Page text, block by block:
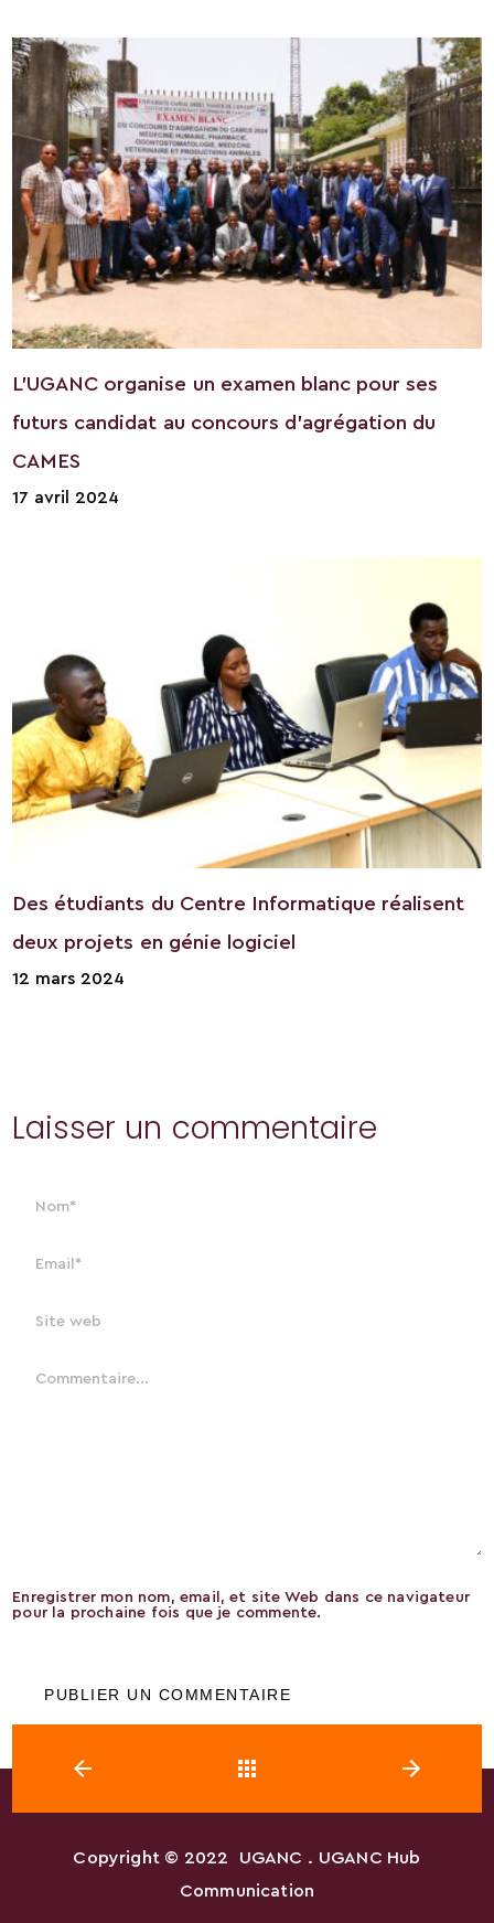
L’UGANC organise un examen blanc pour ses
futurs candidat au concours d’agrégation du
CAMES
17 avril 2024
Des étudiants du Centre Informatique réalisent
deux projets en génie logiciel
12 mars 2024
Laisser un commentaire
Enregistrer mon nom, email, et site Web dans ce navigateur
pour la prochaine fois que je commente.
Retour
Copyright © 2022 UGANC . UGANC Hub
Communication